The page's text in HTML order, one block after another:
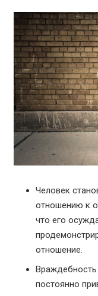
Человек
отношению к
что его
отношение.
Враждебность
постоянно